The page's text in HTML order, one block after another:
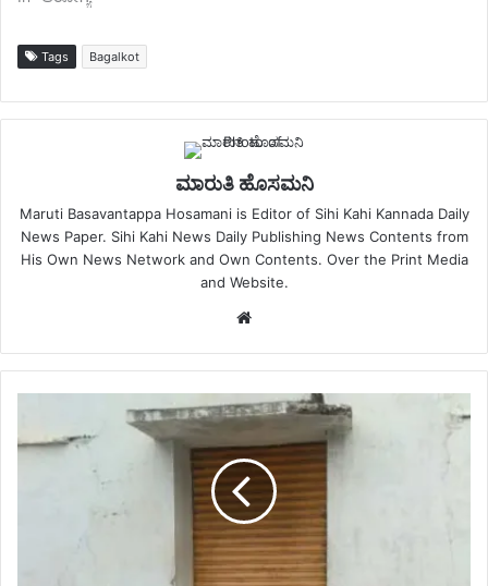
Tags Bagalkot
ಮಾರುತಿ ಹೊಸಮನಿ
Maruti Basavantappa Hosamani is Editor of Sihi Kahi Kannada Daily
News Paper. Sihi Kahi News Daily Publishing News Contents from
His Own News Network and Own Contents. Over the Print Media
and Website.
Website